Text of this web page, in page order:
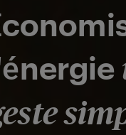
un
simple